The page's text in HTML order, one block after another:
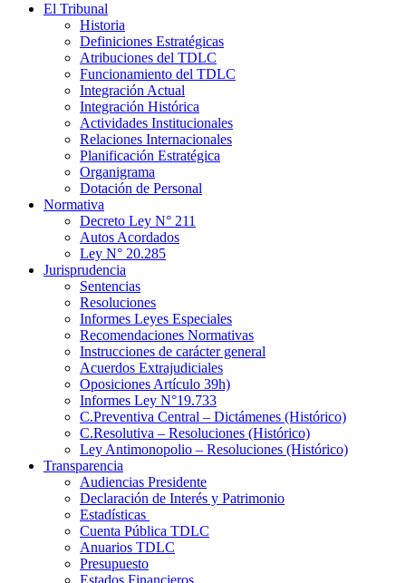
El Tribunal
Historia
Definiciones Estratégicas
Atribuciones del TDLC
Funcionamiento del TDLC
Integración Actual
Integración Histórica
Actividades Institucionales
Relaciones Internacionales
Planificación Estratégica
Organigrama
Dotación de Personal
Normativa
Decreto Ley N° 211
Autos Acordados
Ley N° 20.285
Jurisprudencia
Sentencias
Resoluciones
Informes Leyes Especiales
Recomendaciones Normativas
Instrucciones de carácter general
Acuerdos Extrajudiciales
Oposiciones Artículo 39h)
Informes Ley N°19.733
C.Preventiva Central – Dictámenes (Histórico)
C.Resolutiva – Resoluciones (Histórico)
Ley Antimonopolio – Resoluciones (Histórico)
Transparencia
Audiencias Presidente
Declaración de Interés y Patrimonio
Estadísticas
Cuenta Pública TDLC
Anuarios TDLC
Presupuesto